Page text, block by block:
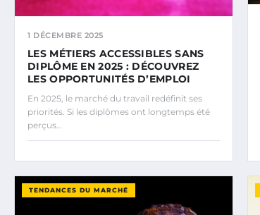
1 DÉCEMBRE 2025
LES MÉTIERS ACCESSIBLES SANS
DIPLÔME EN 2025 : DÉCOUVREZ
LES OPPORTUNITÉS D’EMPLOI
En 2025, le marché du travail redéfinit ses
priorités. Si les diplômes ont longtemps été
perçus…
TENDANCES DU MARCHÉ